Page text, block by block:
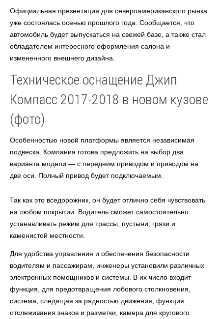
Официальная презентация для североамериканского рынка
уже состоялась осенью прошлого года. Сообщается, что
автомобиль будет выпускаться на свежей базе, а также стал
обладателем интересного оформления салона и
измененного внешнего дизайна.
Техническое оснащение Джип
Компасс 2017-2018 в новом кузове
(фото)
Особенностью новой платформы является независимая
подвеска. Компания готова предложить на выбор два
варианта модели — с передним приводом и приводом на
две оси. Полный привод будет подключаемым.
Так как это вседорожник, он будет отлично себя чувствовать
на любом покрытии. Водитель сможет самостоятельно
устанавливать режим для трассы, пустыни, грязи и
каменистой местности.
Для удобства управления и обеспечения безопасности
водителям и пассажирам, инженеры установили различных
электронных помощников и системы. В их число входит
функция, для предотвращения лобового столкновения,
система, следящая за рядностью движения, функция
отслеживания знаков и разметки, камера для кругового